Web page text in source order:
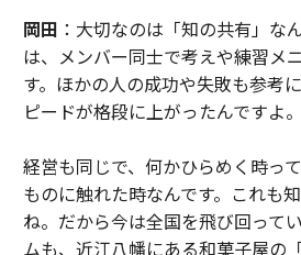
岡田 ：大切なのは「知の共有」な
は、メンバー同士で考えや練習メ
す。ほかの人の成功や失敗も参考
ピードが格段に上がったんですよ。
経営も同じで、何かひらめく時っ
ものに触れた時なんです。これも
ね。だから今は全国を飛び回って
ムも、近江八幡にある和菓子屋の